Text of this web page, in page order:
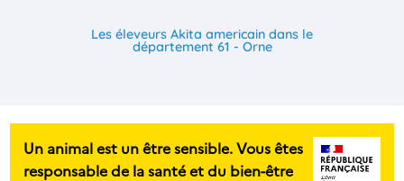
Les éleveurs Akita americain dans le
département 61 - Orne
Un animal est un être sensible. Vous êtes
responsable de la santé et du bien-être